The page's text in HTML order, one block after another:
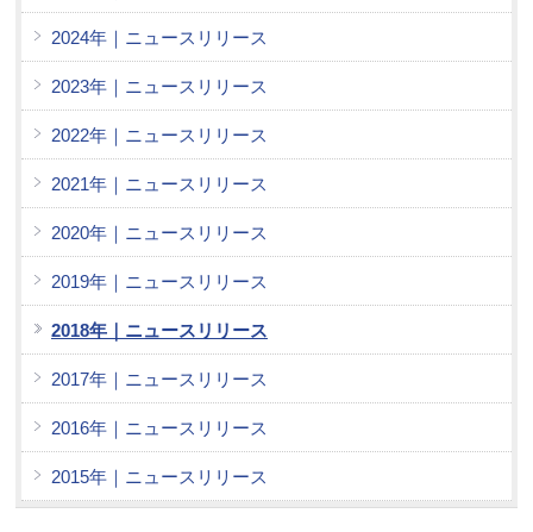
2024年｜ニュースリリース
2023年｜ニュースリリース
2022年｜ニュースリリース
2021年｜ニュースリリース
2020年｜ニュースリリース
2019年｜ニュースリリース
2018年｜ニュースリリース
2017年｜ニュースリリース
2016年｜ニュースリリース
2015年｜ニュースリリース